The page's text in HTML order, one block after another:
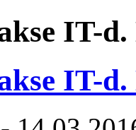
IT-d.
IT-d.